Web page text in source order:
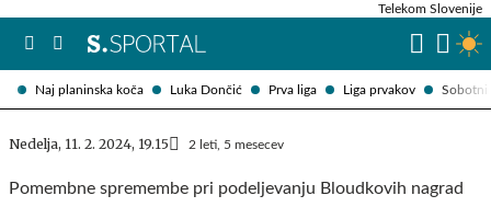
Naj planinska koča Luka Dončić Prva liga Liga prvakov Sobotni
Telekom Slovenije
Nedelja, 11. 2. 2024, 19.15 2 leti, 5 mesecev
Pomembne spremembe pri podeljevanju Bloudkovih nagrad